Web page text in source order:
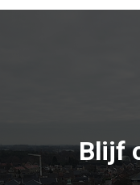
Blijf